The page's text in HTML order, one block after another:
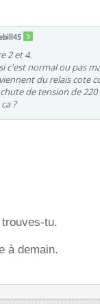
2 et 4.
c'est normal ou pas
du relais cote
de tension de 220
?
tu.
à demain.